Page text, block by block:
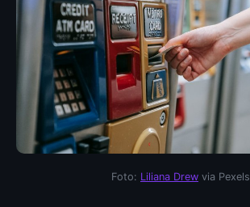
Foto: Liliana Drew via Pexels